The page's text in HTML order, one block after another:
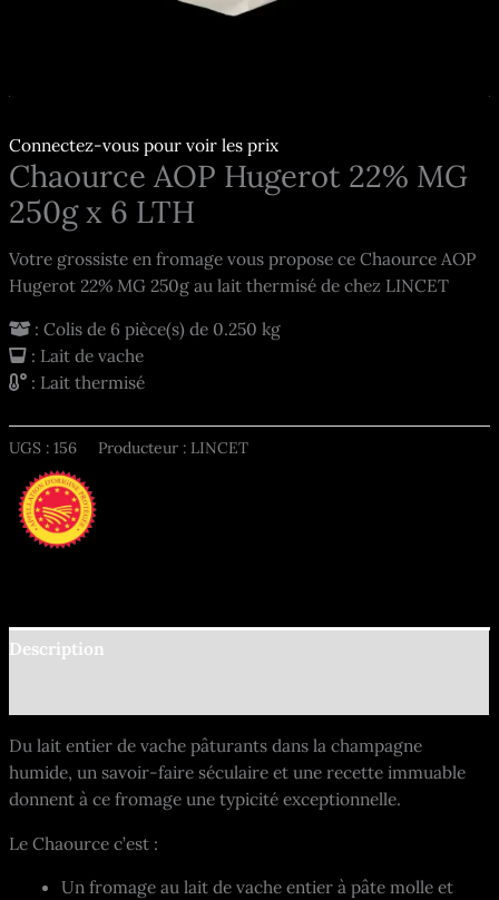
Connectez-vous pour voir les prix
Chaource AOP Hugerot 22% MG
250g x 6 LTH
Votre grossiste en fromage vous propose ce Chaource AOP
Hugerot 22% MG 250g au lait thermisé de chez LINCET
: Colis de 6 pièce(s) de 0.250 kg
: Lait de vache
: Lait thermisé
UGS :156 Producteur : LINCET
Description
Du lait entier de vache pâturants dans la champagne
humide, un savoir-faire séculaire et une recette immuable
donnent à ce fromage une typicité exceptionnelle.
Le Chaource c’est :
Un fromage au lait de vache entier à pâte molle et